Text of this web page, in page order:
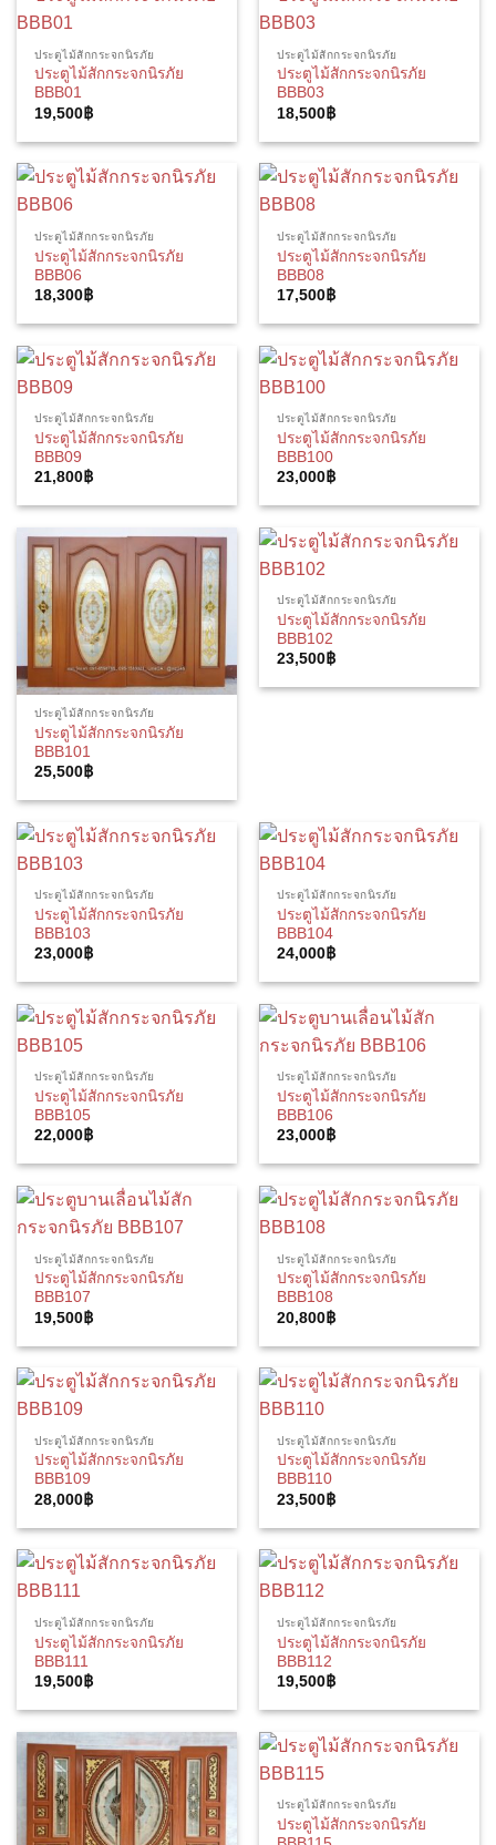
ประตูไม้สักกระจกนิรภัย
ประตูไม้สักกระจกนิรภัย
BBB01
19,500฿
ประตูไม้สักกระจกนิรภัย
ประตูไม้สักกระจกนิรภัย
BBB03
18,500฿
ประตูไม้สักกระจกนิรภัย
ประตูไม้สักกระจกนิรภัย
BBB06
18,300 ฿
ประตูไม้สักกระจกนิรภัย
ประตูไม้สักกระจกนิรภัย
BBB08
17,500 ฿
ประตูไม้สักกระจกนิรภัย
ประตูไม้สักกระจกนิรภัย
BBB09
21,800 ฿
ประตูไม้สักกระจกนิรภัย
ประตูไม้สักกระจกนิรภัย
BBB100
23,000 ฿
ประตูไม้สักกระจกนิรภัย
ประตูไม้สักกระจกนิรภัย
BBB101
25,500 ฿
ประตูไม้สักกระจกนิรภัย
ประตูไม้สักกระจกนิรภัย
BBB102
23,500 ฿
ประตูไม้สักกระจกนิรภัย
ประตูไม้สักกระจกนิรภัย
BBB103
23,000 ฿
ประตูไม้สักกระจกนิรภัย
ประตูไม้สักกระจกนิรภัย
BBB104
24,000 ฿
ประตูไม้สักกระจกนิรภัย
ประตูไม้สักกระจกนิรภัย
BBB105
22,000 ฿
ประตูไม้สักกระจกนิรภัย
ประตูไม้สักกระจกนิรภัย
BBB106
23,000 ฿
ประตูไม้สักกระจกนิรภัย
ประตูไม้สักกระจกนิรภัย
BBB107
19,500฿
ประตูไม้สักกระจกนิรภัย
ประตูไม้สักกระจกนิรภัย
BBB108
20,800฿
ประตูไม้สักกระจกนิรภัย
ประตูไม้สักกระจกนิรภัย
BBB109
28,000 ฿
ประตูไม้สักกระจกนิรภัย
ประตูไม้สักกระจกนิรภัย
BBB110
23,500 ฿
ประตูไม้สักกระจกนิรภัย
ประตูไม้สักกระจกนิรภัย
BBB111
19,500 ฿
ประตูไม้สักกระจกนิรภัย
ประตูไม้สักกระจกนิรภัย
BBB112
19,500 ฿
ประตูไม้สักกระจกนิรภัย
ประตูไม้สักกระจกนิรภัย